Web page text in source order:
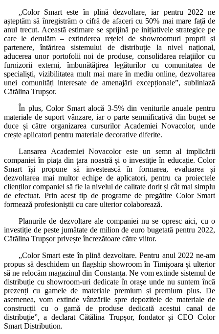
„Color Smart este în plină dezvoltare, iar pentru 2022 ne
așteptăm să înregistrăm o cifră de afaceri cu 50% mai mare față de
anul trecut. Această estimare se sprijină pe inițiativele strategice pe
care le derulăm – extinderea rețelei de showroomuri proprii și
partenere, întărirea sistemului de distribuție la nivel național,
aducerea unor portofolii noi de produse, consolidarea relațiilor cu
furnizorii externi, îmbunătățirea legăturilor cu comunitatea de
specialiști, vizibilitatea mult mai mare în mediu online, dezvoltarea
unei comunități interesate de amenajări excepționale”, subliniază
Cătălina Trupșor.
În plus, Color Smart alocă 3-5% din veniturile anuale pentru
materiale de suport vânzare, iar o parte semnificativă din buget se
duce și către organizarea cursurilor Academiei Novacolor, unde
crește aplicatori pentru materiale decorative diferite.
Lansarea Academiei Novacolor este un semn al implicării
companiei în piața din țara noastră și o investiție în educație. Color
Smart își propune să investească în formarea, evaluarea și
dezvoltarea mai multor echipe de aplicatori, pentru ca proiectele
clienților companiei să fie la nivelul de calitate dorit și cât mai simplu
de efectuat. Prin acest tip de programe de pregătire Color Smart
formează profesioniștii cu care ulterior colaborează.
Planurile de dezvoltare ale companiei nu se opresc aici, cu o
investiție de peste jumătate de milion de euro bugetată pentru 2022,
Cătălina Trupșor privește încrezătoare către viitor.
„Color Smart este în plină dezvoltare. Pentru anul 2022 ne-am
propus să deschidem un flagship showroom în Timișoara și ulterior
să ne relocăm magazinul din Constanța. Ne vom extinde sistemul de
distribuție cu showroom-uri dedicate în orașe unde nu suntem încă
prezenți cu gamele de materiale premium și premium plus. De
asemenea, vom extinde vânzările spre depozitele de materiale de
construcții cu o gamă de produse dedicată acestui canal de
distribuție”, a declarat Cătălina Trupșor, fondator și CEO Color
Smart Distribution.